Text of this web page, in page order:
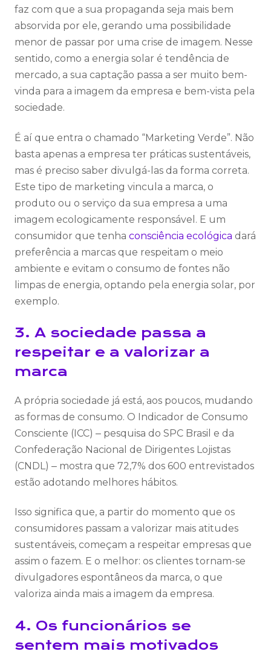
faz com que a sua propaganda seja mais bem
absorvida por ele, gerando uma possibilidade
menor de passar por uma crise de imagem. Nesse
sentido, como a energia solar é tendência de
mercado, a sua captação passa a ser muito bem-
vinda para a imagem da empresa e bem-vista pela
sociedade.
É aí que entra o chamado “Marketing Verde”. Não
basta apenas a empresa ter práticas sustentáveis,
mas é preciso saber divulgá-las da forma correta.
Este tipo de marketing vincula a marca, o
produto ou o serviço da sua empresa a uma
imagem ecologicamente responsável. E um
consumidor que tenha consciência ecológica dará
preferência a marcas que respeitam o meio
ambiente e evitam o consumo de fontes não
limpas de energia, optando pela energia solar, por
exemplo.
3. A sociedade passa a
respeitar e a valorizar a
marca
A própria sociedade já está, aos poucos, mudando
as formas de consumo. O Indicador de Consumo
Consciente (ICC) ‒ pesquisa do SPC Brasil e da
Confederação Nacional de Dirigentes Lojistas
(CNDL) ‒ mostra que 72,7% dos 600 entrevistados
estão adotando melhores hábitos.
Isso significa que, a partir do momento que os
consumidores passam a valorizar mais atitudes
sustentáveis, começam a respeitar empresas que
assim o fazem. E o melhor: os clientes tornam-se
divulgadores espontâneos da marca, o que
valoriza ainda mais a imagem da empresa.
4. Os funcionários se
sentem mais motivados